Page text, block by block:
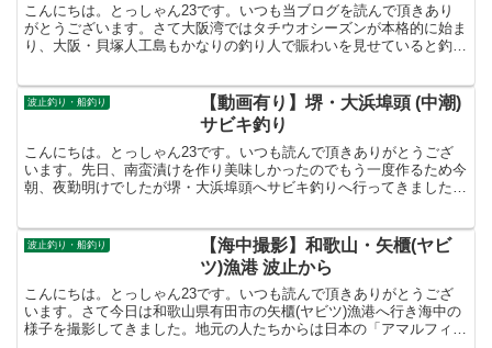
こんにちは。とっしゃん23です。いつも当ブログを読んで頂きあり
がとうございます。さて大阪湾ではタチウオシーズンが本格的に始ま
り、大阪・貝塚人工島もかなりの釣り人で賑わいを見せていると釣果
波止釣り・船釣り
【動画有り】堺・大浜埠頭 (中潮)
サビキ釣り
こんにちは。とっしゃん23です。いつも読んで頂きありがとうござ
います。先日、南蛮漬けを作り美味しかったのでもう一度作るため今
朝、夜勤明けでしたが堺・大浜埠頭へサビキ釣りへ行ってきました。
波止釣り・船釣り
【海中撮影】和歌山・矢櫃(ヤビ
ツ)漁港 波止から
こんにちは。とっしゃん23です。いつも読んで頂きありがとうござ
います。さて今日は和歌山県有田市の矢櫃(ヤビツ)漁港へ行き海中の
様子を撮影してきました。地元の人たちからは日本の「アマルフィ海